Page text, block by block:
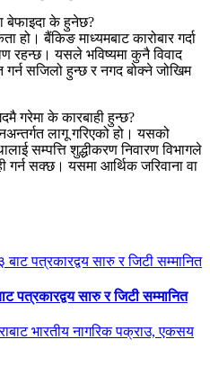
बेफाइदा के हुनेछ?
हो। बैंकिङ माध्यमबाट कारोबार गर्दा
रहन्छ। यसले भविष्यमा कुनै विवाद
सजिलो हुन्छ र नगद बोक्ने जोखिम
गरेमा के कारबाही हुन्छ?
लागू गरिएको हो। यसको
सम्पत्ति शुद्धीकरण निवारण विभागले
गर्न सक्छ। यसमा आर्थिक जरिवाना वा
पत्रकारद्वय सारु र जिटी सम्मानित